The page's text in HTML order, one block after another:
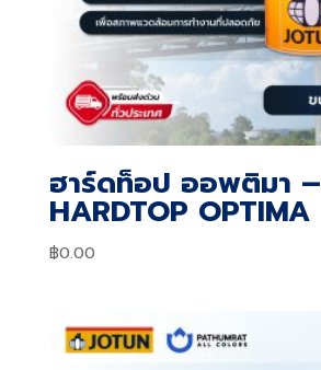
ฮาร์ดท็อป ออพติมา –
HARDTOP OPTIMA
฿0.00